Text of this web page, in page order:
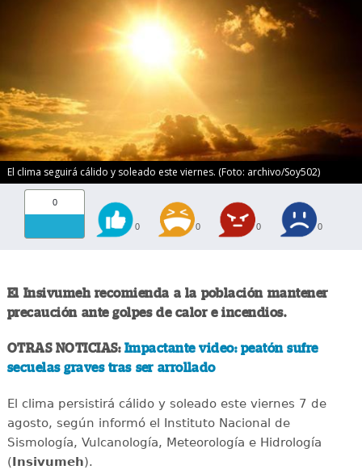
El clima seguirá cálido y soleado este viernes. (Foto: archivo/Soy502)
0
0 0 0 0
El Insivumeh recomienda a la población mantener
precaución ante golpes de calor e incendios.
OTRAS NOTICIAS: Impactante video: peatón sufre
secuelas graves tras ser arrollado
El clima persistirá cálido y soleado este viernes 7 de
agosto, según informó el Instituto Nacional de
Sismología, Vulcanología, Meteorología e Hidrología
(Insivumeh).